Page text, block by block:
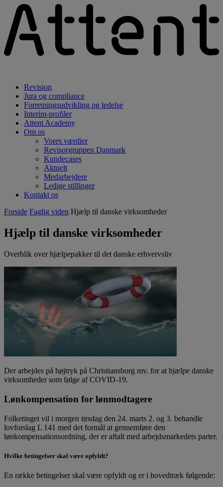
Revision
Jura og compliance
Forretningsudvikling og ledelse
Interim-profiler
Attent Academy
Om os
Vores værdier
Revisorgruppen Danmark
Kundecases
Aktuelt
Medarbejdere
Ledige stillinger
Kontakt os
Forside Faglig viden Hjælp til danske virksomheder
Hjælp til danske virksomheder
Overblik over hjælpepakker til det danske erhvervsliv
Der arbejdes på højtryk på Christiansborg mv. for at hjælpe danske
virksomheder som følge af COVID-19.
Lønkompensation for lønmodtagere
Folketinget vil i morgen tirsdag den 24. marts 2. og 3. behandle
lovforslag L 141 med det formål at gennemføre den
lønkompensationsordning, der er aftalt med arbejdsmarkedets parter.
Hvilke betingelser skal være opfyldt?
En række betingelser skal være opfyldt og er i hovedtræk følgende: